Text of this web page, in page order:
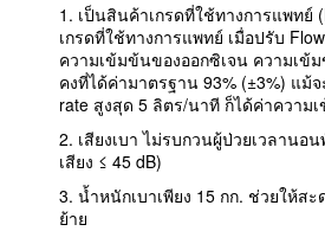
1. เป็นสินค้าเกรดที่ใช้ทางการแพทย์
เกรดที่ใช้ทางการแพทย์ เมื่อปรับ
ความเข้มข้นของออกซิเจน ความเข้
คงที่ได้ค่ามาตรฐาน 93% (±3%) แม้จ
rate สูงสุด 5 ลิตร/นาที ก็ได้ค่าความ
2. เสียงเบา ไม่รบกวนผู้ป่วยเวลานอ
เสียง ≤ 45 dB)
3. น้ำหนักเบาเพียง 15 กก. ช่วยให้ส
ย้าย